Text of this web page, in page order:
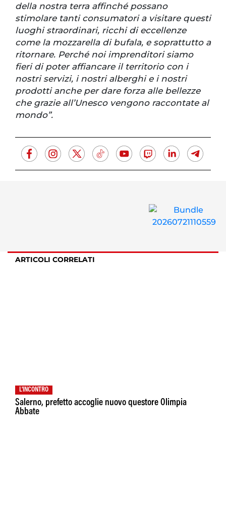
della nostra terra affinché possano
stimolare tanti consumatori a visitare questi
luoghi straordinari, ricchi di eccellenze
come la mozzarella di bufala, e soprattutto a
ritornare. Perché noi imprenditori siamo
fieri di poter affiancare il territorio con i
nostri servizi, i nostri alberghi e i nostri
prodotti anche per dare forza alle bellezze
che grazie all’Unesco vengono raccontate al
mondo”.
ARTICOLI CORRELATI
L'INCONTRO
Salerno, prefetto accoglie nuovo questore Olimpia
Abbate